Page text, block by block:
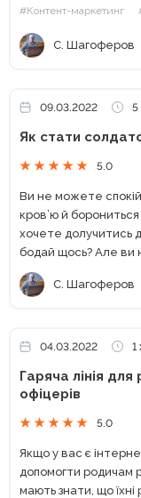
чином не
#Контент-маркетинг
С. Шагоферов
09.03.2022 5
Як стати
5.0
Ви не можете
кров’ю й борониться
хочете долучитись
бодай щось? Але ви
змоги доставляти
різати...С. Шагоферов
04.03.2022 1
Гаряча лінія для
офіцерів
5.0
Якщо у вас є
допомогти родичам
мають знати, що їхні